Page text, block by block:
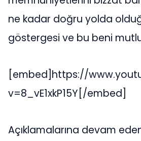
ne kadar doğru yolda
göstergesi ve bu beni
[embed]https://
v=8_vE1xkP15Y[/embed]
Açıklamalarına devam